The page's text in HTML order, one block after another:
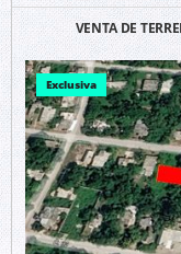
VENTA DE
Exclusiva